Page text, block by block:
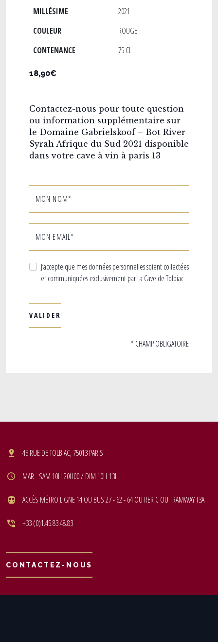
MILLÉSIME
2021
COULEUR
ROUGE
CONTENANCE
75 CL
18,90€
Contactez-nous pour toute question
ou information supplémentaire sur
le Domaine Gabrielskoof – Bot River
Syrah Afrique du Sud 2021 disponible
dans votre cave à vin à paris 13
MON NOM*
MON EMAIL*
J’accepte que mes données personnelles soient collectées
et communiquées exclusivement par La Cave de Tolbiac
* CHAMP OBLIGATOIRE
45 RUE DE TOLBIAC, 75013 PARIS
MAR - SAM 10H-20H00 / DIM 10H-13H
ACCÈS MÉTRO LIGNE 14 OU BUS 27 - 62 - 64 OU RER C OU TRAMWAY T3A
+33 (0)1.45.83.48.83
CONTACTEZ-NOUS